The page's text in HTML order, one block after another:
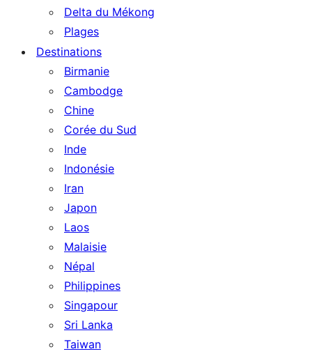
Delta du Mékong
Plages
Destinations
Birmanie
Cambodge
Chine
Corée du Sud
Inde
Indonésie
Iran
Japon
Laos
Malaisie
Népal
Philippines
Singapour
Sri Lanka
Taiwan